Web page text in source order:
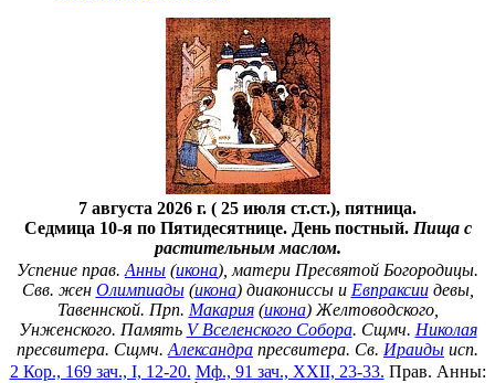
7 августа 2026 г. ( 25 июля ст.ст.), пятница.
Седмица 10-я по Пятидесятнице. День постный. Пища с
растительным маслом.
Успение прав. Анны (икона), матери Пресвятой Богородицы.
Свв. жен Олимпиады(икона) диакониссы и Евпраксиидевы,
Тавеннской. Прп. Макария(икона) Желтоводского,
Унженского. Память V Вселенского Собора. Сщмч. Николая
пресвитера. Сщмч. Александра пресвитера. Св. Ираиды исп.
2 Кор., 169 зач., I, 12-20. Мф., 91 зач., XXII, 23-33. Прав. Анны: